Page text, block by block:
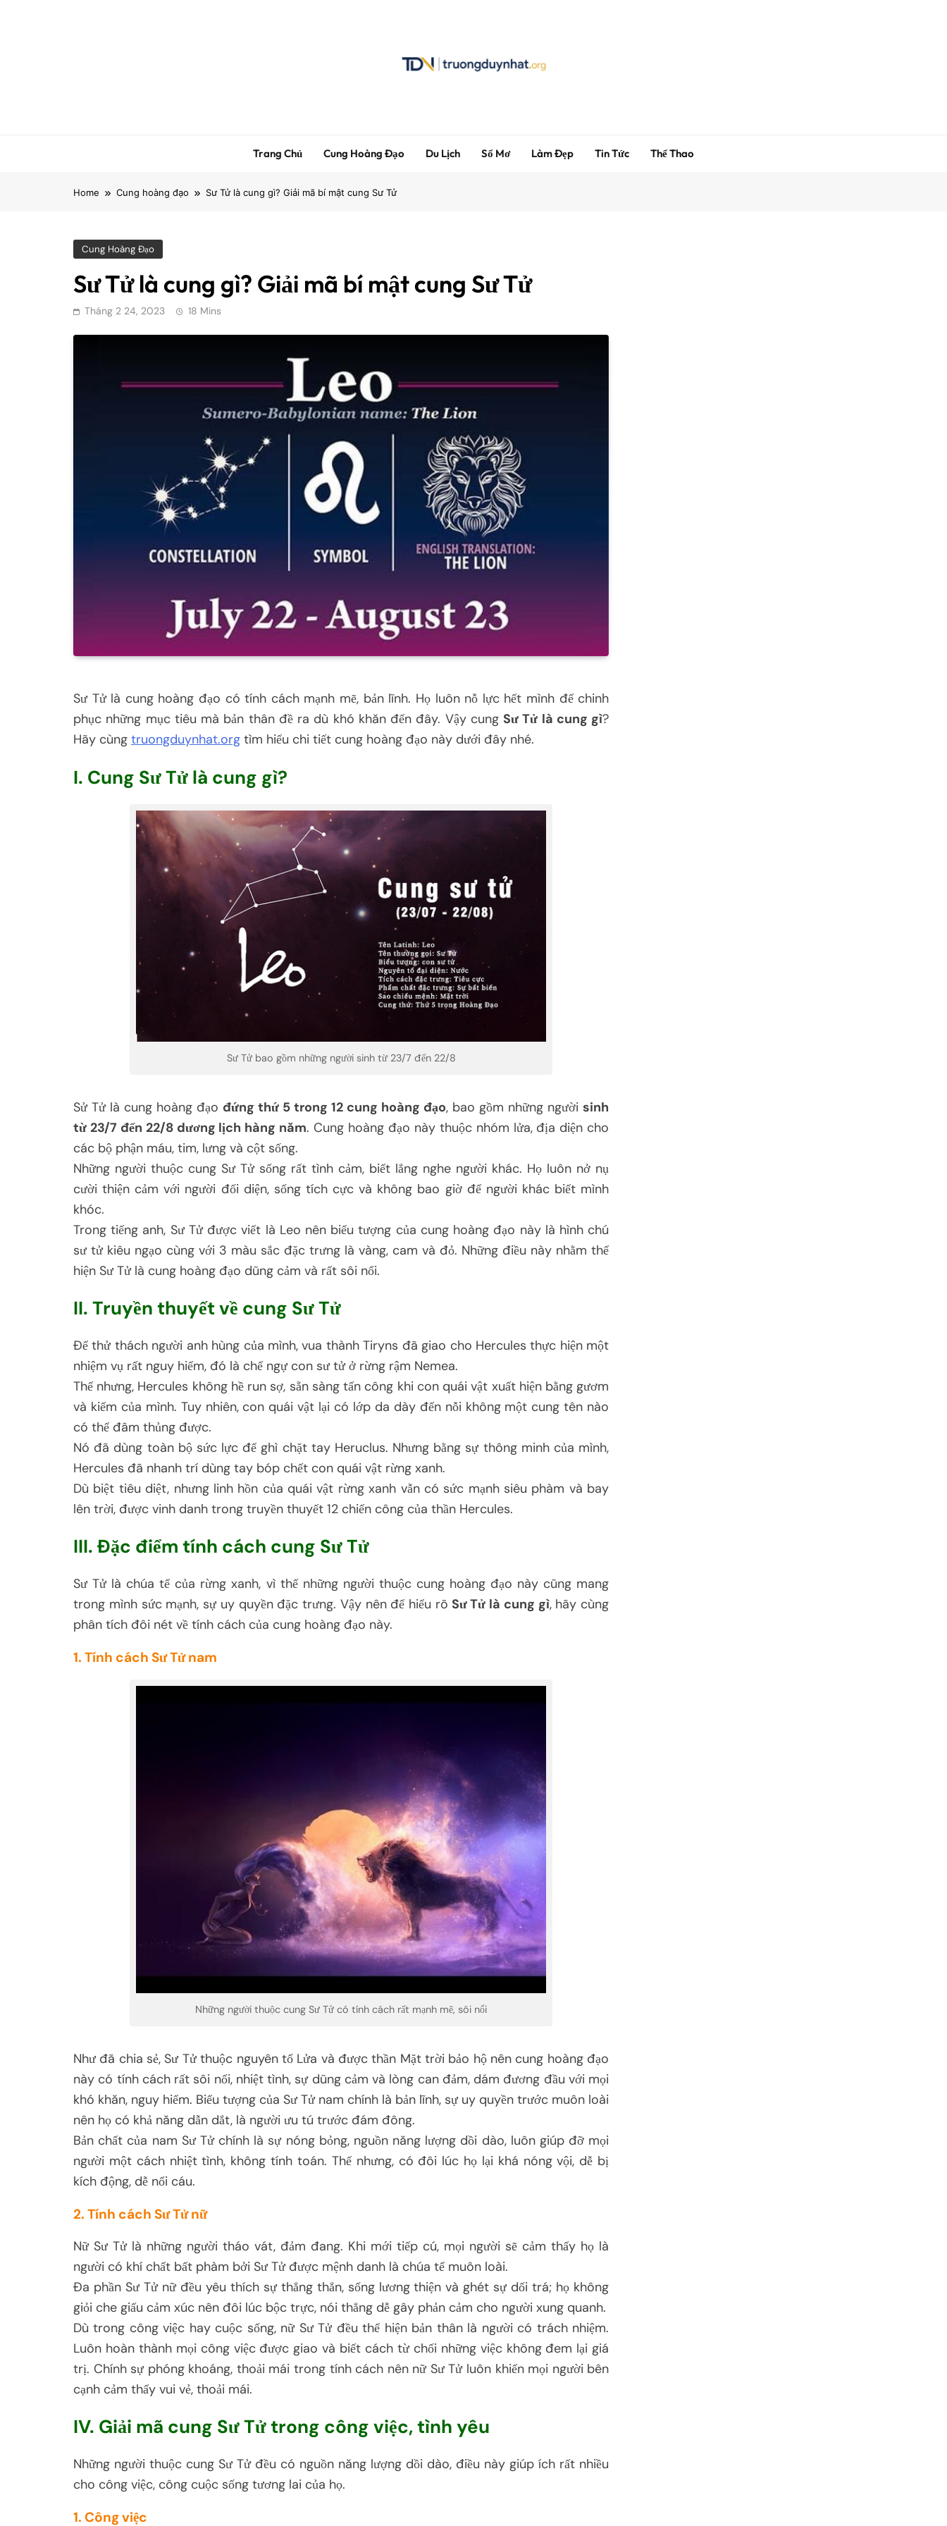
Trang Chủ Cung Hoàng Đạo Du Lịch Sổ Mơ Làm Đẹp Tin Tức Thể Thao
Home Cung hoàng đạo Sư Tử là cung gì? Giải mã bí mật cung Sư Tử
Cung Hoàng Đạo
Sư Tử là cung gì? Giải mã bí mật cung Sư Tử
Tháng 2 24, 2023 18 Mins
Sư Tử là cung hoàng đạo có tính cách mạnh mẽ, bản lĩnh. Họ luôn nỗ lực hết mình để chinh
phục những mục tiêu mà bản thân đề ra dù khó khăn đến đây. Vậy cung Sư Tử là cung gì?
Hãy cùng truongduynhat.org tìm hiểu chi tiết cung hoàng đạo này dưới đây nhé.
I. Cung Sư Tử là cung gì?
Sư Tử bao gồm những người sinh từ 23/7 đến 22/8
Sử Tử là cung hoàng đạo đứng thứ 5 trong 12 cung hoàng đạo, bao gồm những ngườisinh
từ 23/7 đến 22/8 dương lịch hàng năm. Cung hoàng đạo này thuộc nhóm lửa, địa diện cho
các bộ phận máu, tim, lưng và cột sống.
Những người thuộc cung Sư Tử sống rất tình cảm, biết lắng nghe người khác. Họ luôn nở nụ
cười thiện cảm với người đối diện, sống tích cực và không bao giờ để người khác biết mình
khóc.
Trong tiếng anh, Sư Tử được viết là Leo nên biểu tượng của cung hoàng đạo này là hình chú
sư tử kiêu ngạo cùng với 3 màu sắc đặc trưng là vàng, cam và đỏ. Những điều này nhằm thể
hiện Sư Tử là cung hoàng đạo dũng cảm và rất sôi nổi.
II. Truyền thuyết về cung Sư Tử
Để thử thách người anh hùng của mình, vua thành Tiryns đã giao cho Hercules thực hiện một
nhiệm vụ rất nguy hiểm, đó là chế ngự con sư tử ở rừng rậm Nemea.
Thế nhưng, Hercules không hề run sợ, sẵn sàng tấn công khi con quái vật xuất hiện bằng gươm
và kiếm của mình. Tuy nhiên, con quái vật lại có lớp da dày đến nỗi không một cung tên nào
có thể đâm thủng được.
Nó đã dùng toàn bộ sức lực để ghì chặt tay Heruclus. Nhưng bằng sự thông minh của mình,
Hercules đã nhanh trí dùng tay bóp chết con quái vật rừng xanh.
Dù biệt tiêu diệt, nhưng linh hồn của quái vật rừng xanh vẫn có sức mạnh siêu phàm và bay
lên trời, được vinh danh trong truyền thuyết 12 chiến công của thần Hercules.
III. Đặc điểm tính cách cung Sư Tử
Sư Tử là chúa tể của rừng xanh, vì thế những người thuộc cung hoàng đạo này cũng mang
trong mình sức mạnh, sự uy quyền đặc trưng. Vậy nên để hiểu rõ Sư Tử là cung gì, hãy cùng
phân tích đôi nét về tính cách của cung hoàng đạo này.
1. Tính cách Sư Tử nam
Những người thuộc cung Sư Tử có tính cách rất mạnh mẽ, sôi nổi
Như đã chia sẻ, Sư Tử thuộc nguyên tố Lửa và được thần Mặt trời bảo hộ nên cung hoàng đạo
này có tính cách rất sôi nổi, nhiệt tình, sự dũng cảm và lòng can đảm, dám đương đầu với mọi
khó khăn, nguy hiểm. Biểu tượng của Sư Tử nam chính là bản lĩnh, sự uy quyền trước muôn loài
nên họ có khả năng dẫn dắt, là người ưu tú trước đám đông.
Bản chất của nam Sư Tử chính là sự nóng bỏng, nguồn năng lượng dồi dào, luôn giúp đỡ mọi
người một cách nhiệt tình, không tính toán. Thế nhưng, có đôi lúc họ lại khá nóng vội, dễ bị
kích động, dễ nổi cáu.
2. Tính cách Sư Tử nữ
Nữ Sư Tử là những người tháo vát, đảm đang. Khi mới tiếp cú, mọi người sẽ cảm thấy họ là
người có khí chất bất phàm bởi Sư Tử được mệnh danh là chúa tể muôn loài.
Đa phần Sư Tử nữ đều yêu thích sự thẳng thắn, sống lương thiện và ghét sự dối trá; họ không
giỏi che giấu cảm xúc nên đôi lúc bộc trực, nói thẳng dễ gây phản cảm cho người xung quanh.
Dù trong công việc hay cuộc sống, nữ Sư Tử đều thể hiện bản thân là người có trách nhiệm.
Luôn hoàn thành mọi công việc được giao và biết cách từ chối những việc không đem lại giá
trị. Chính sự phóng khoáng, thoải mái trong tính cách nên nữ Sư Tử luôn khiến mọi người bên
cạnh cảm thấy vui vẻ, thoải mái.
IV. Giải mã cung Sư Tử trong công việc, tình yêu
Những người thuộc cung Sư Tử đều có nguồn năng lượng dồi dào, điều này giúp ích rất nhiều
cho công việc, công cuộc sống tương lai của họ.
1. Công việc